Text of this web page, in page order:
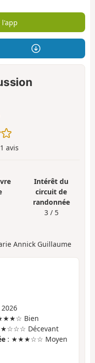
1 avis
Intérêt du
circuit de
randonnée
3 / 5
Annick Guillaume
Bien
Décevant
: ★★★☆☆ Moyen